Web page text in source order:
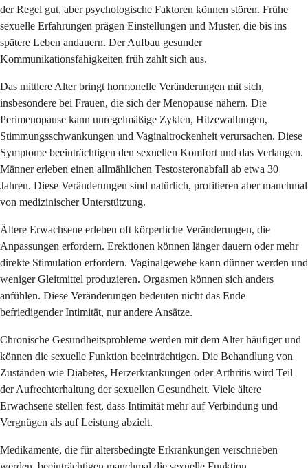
der Regel gut, aber psychologische Faktoren können stören. Frühe
sexuelle Erfahrungen prägen Einstellungen und Muster, die bis ins
spätere Leben andauern. Der Aufbau gesunder
Kommunikationsfähigkeiten früh zahlt sich aus.
Das mittlere Alter bringt hormonelle Veränderungen mit sich,
insbesondere bei Frauen, die sich der Menopause nähern. Die
Perimenopause kann unregelmäßige Zyklen, Hitzewallungen,
Stimmungsschwankungen und Vaginaltrockenheit verursachen. Diese
Symptome beeinträchtigen den sexuellen Komfort und das Verlangen.
Männer erleben einen allmählichen Testosteronabfall ab etwa 30
Jahren. Diese Veränderungen sind natürlich, profitieren aber manchmal
von medizinischer Unterstützung.
Ältere Erwachsene erleben oft körperliche Veränderungen, die
Anpassungen erfordern. Erektionen können länger dauern oder mehr
direkte Stimulation erfordern. Vaginalgewebe kann dünner werden und
weniger Gleitmittel produzieren. Orgasmen können sich anders
anfühlen. Diese Veränderungen bedeuten nicht das Ende
befriedigender Intimität, nur andere Ansätze.
Chronische Gesundheitsprobleme werden mit dem Alter häufiger und
können die sexuelle Funktion beeinträchtigen. Die Behandlung von
Zuständen wie Diabetes, Herzerkrankungen oder Arthritis wird Teil
der Aufrechterhaltung der sexuellen Gesundheit. Viele ältere
Erwachsene stellen fest, dass Intimität mehr auf Verbindung und
Vergnügen als auf Leistung abzielt.
Medikamente, die für altersbedingte Erkrankungen verschrieben